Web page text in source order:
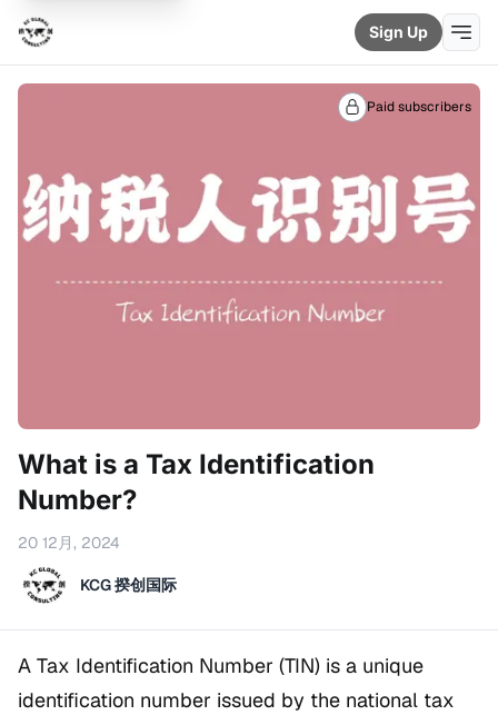
Sign Up
Paid subscribers
What is a Tax Identification
Number?
20 12月, 2024
KCG 揆创国际
A Tax Identification Number (TIN) is a unique
identification number issued by the national tax